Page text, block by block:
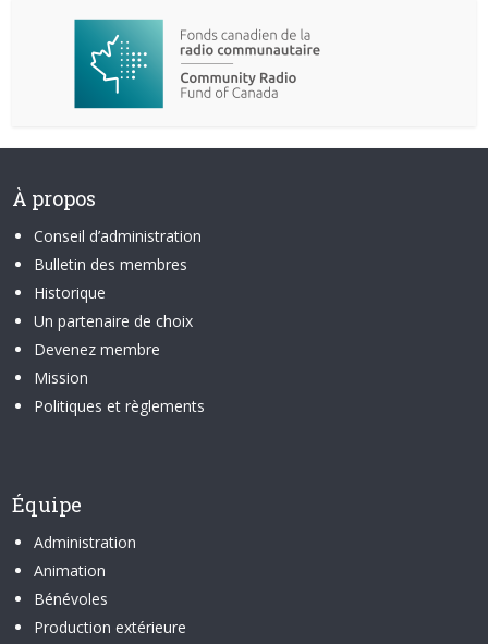
À propos
Conseil d’administration
Bulletin des membres
Historique
Un partenaire de choix
Devenez membre
Mission
Politiques et règlements
Équipe
Administration
Animation
Bénévoles
Production extérieure